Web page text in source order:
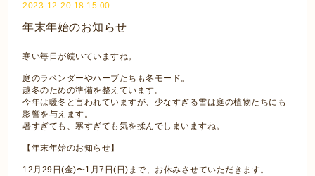
2023-12-20 18:15:00
年末年始のお知らせ
寒い毎日が続いていますね。
庭のラベンダーやハーブたちも冬モード。
越冬のための準備を整えています。
今年は暖冬と言われていますが、少なすぎる雪は庭の植物たちにも
影響を与えます。
暑すぎても、寒すぎても気を揉んでしまいますね。
【年末年始のお知らせ】
12月29日(金)〜1月7日(日)まで、お休みさせていただきます。